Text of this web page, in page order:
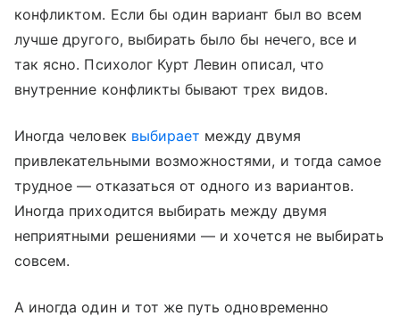
конфликтом. Если бы один вариант был во всем
лучше другого, выбирать было бы нечего, все и
так ясно. Психолог Курт Левин описал, что
внутренние конфликты бывают трех видов.
Иногда человек выбирает между двумя
привлекательными возможностями, и тогда самое
трудное — отказаться от одного из вариантов.
Иногда приходится выбирать между двумя
неприятными решениями — и хочется не выбирать
совсем.
А иногда один и тот же путь одновременно